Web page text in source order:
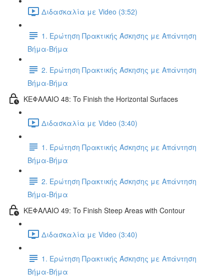
Διδασκαλία με Video (3:52)
1. Ερώτηση Πρακτικής Άσκησης με Απάντηση
Βήμα-Βήμα
2. Ερώτηση Πρακτικής Άσκησης με Απάντηση
Βήμα-Βήμα
ΚΕΦΑΛΑΙΟ 48: To Finish the Horizontal Surfaces
Διδασκαλία με Video (3:40)
1. Ερώτηση Πρακτικής Άσκησης με Απάντηση
Βήμα-Βήμα
2. Ερώτηση Πρακτικής Άσκησης με Απάντηση
Βήμα-Βήμα
ΚΕΦΑΛΑΙΟ 49: To Finish Steep Areas with Contour
Διδασκαλία με Video (3:40)
1. Ερώτηση Πρακτικής Άσκησης με Απάντηση
Βήμα-Βήμα